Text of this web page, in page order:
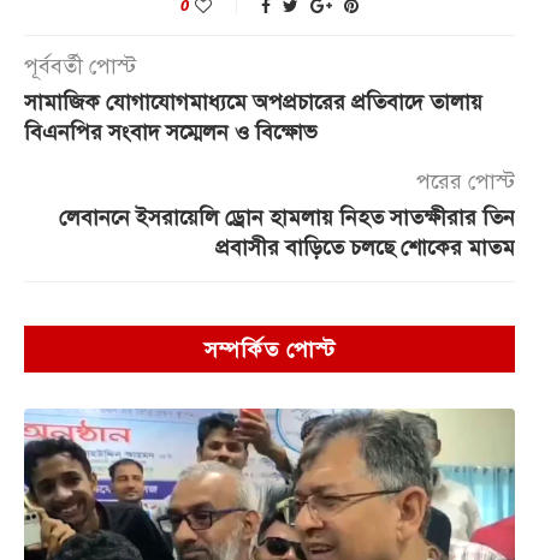
0
পূর্ববর্তী পোস্ট
সামাজিক যোগাযোগমাধ্যমে অপপ্রচারের প্রতিবাদে তালায়
বিএনপির সংবাদ সম্মেলন ও বিক্ষোভ
পরের পোস্ট
লেবাননে ইসরায়েলি ড্রোন হামলায় নিহত সাতক্ষীরার তিন
প্রবাসীর বাড়িতে চলছে শোকের মাতম
সম্পর্কিত পোস্ট